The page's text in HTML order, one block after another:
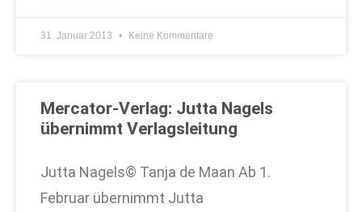
31. Januar 2013 Keine Kommentare
Mercator-Verlag: Jutta Nagels
übernimmt Verlagsleitung
Jutta Nagels© Tanja de Maan Ab 1.
Februar übernimmt Jutta